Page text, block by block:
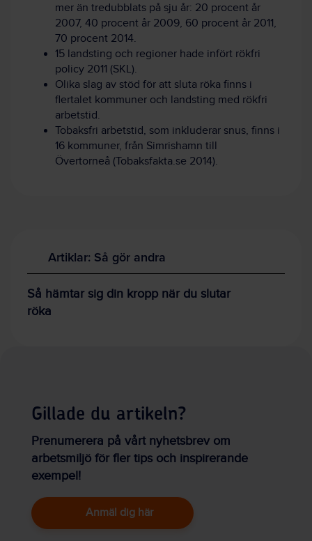
mer än tredubblats på sju år: 20 procent år
2007, 40 procent år 2009, 60 procent år 2011,
70 procent 2014.
15 landsting och regioner hade infört rökfri
policy 2011 (SKL).
Olika slag av stöd för att sluta röka finns i
flertalet kommuner och landsting med rökfri
arbetstid.
Tobaksfri arbetstid, som inkluderar snus, finns i
16 kommuner, från Simrishamn till
Övertorneå (Tobaksfakta.se 2014).
Artiklar: Så gör andra
Så hämtar sig din kropp när du slutar
röka
Gillade du artikeln?
Prenumerera på vårt nyhetsbrev om
arbetsmiljö för fler tips och inspirerande
exempel!
Anmäl dig här